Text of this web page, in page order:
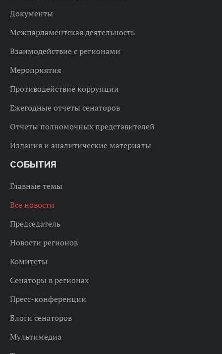
Документы
Межпарламентская деятельность
Взаимодействие с регионами
Мероприятия
Противодействие коррупции
Ежегодные отчеты сенаторов
Отчеты полномочных представителей
Издания и аналитические материалы
СОБЫТИЯ
Главные темы
Все новости
Председатель
Новости регионов
Комитеты
Сенаторы в регионах
Пресс-конференции
Блоги сенаторов
Мультимедиа